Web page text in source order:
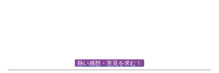
熱い感想・意見を求む！